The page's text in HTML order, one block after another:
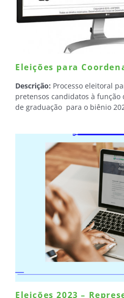
Eleições para
Descrição: Processo eleitoral
pretensos candidatos à função
de graduação para o biênio
Eleições 2023 –